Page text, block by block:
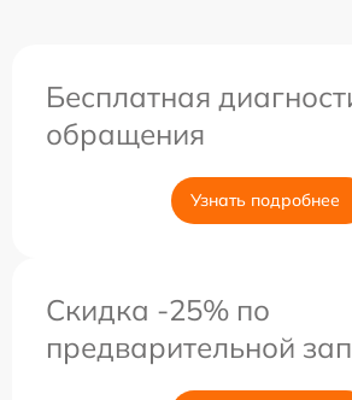
Бесплатная
обращения
Узнать подробнее
Скидка -25% по
предварительной